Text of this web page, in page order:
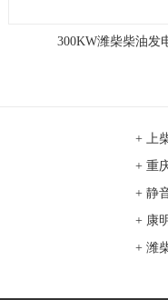
300KW潍柴柴油发
+ 上
+ 重
+ 静
+ 康
+ 潍